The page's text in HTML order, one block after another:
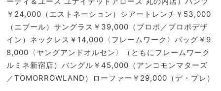
￥24,000（エストネーション）シアートレンチ￥53,000
（エブール）サングラス￥39,000（プロポ／プロポデザ
イン）ネックレス￥14,000〈フレームワーク〉バッグ￥9
8,000〈ヤングアンドオルセン〉（ともにフレームワーク
ルミネ新宿店）バングル￥45,000（アンコモンマターズ
／TOMORROWLAND）ローファー￥29,000（デ・プレ）